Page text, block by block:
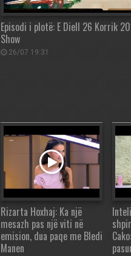
Episodi i plotë: E Diell 26 Korrik
Show
26/07 19:31
Rizarta Hoxhaj: Ka një
mesazh pas një viti në
emision, dua paqe me Bledi
Manen